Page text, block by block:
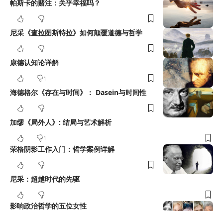
帕斯卡的赌注：关乎幸福吗？
尼采《查拉图斯特拉》如何颠覆道德与哲学
康德认知论详解
1
海德格尔《存在与时间》： Dasein与时间性
加缪《局外人》: 结局与艺术解析
1
荣格阴影工作入门：哲学案例详解
尼采：超越时代的先驱
影响政治哲学的五位女性